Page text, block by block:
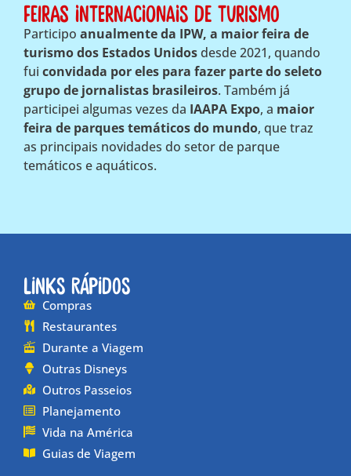
FEiras internacionais de turismo
Participo anualmente da IPW, a maior feira de
turismo dos Estados Unidosdesde 2021, quando
fui convidada por eles para fazer parte do seleto
grupo de jornalistas brasileiros. Também já
participei algumas vezes da IAAPA Expo, a maior
feira de parques temáticos do mundo, que traz
as principais novidades do setor de parque
temáticos e aquáticos.
Links Rápidos
Compras
Restaurantes
Durante a Viagem
Outras Disneys
Outros Passeios
Planejamento
Vida na América
Guias de Viagem